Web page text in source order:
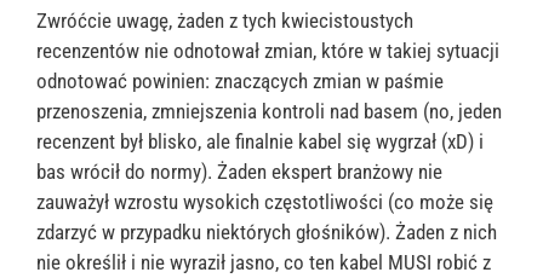
Zwróćcie uwagę, żaden z tych kwiecistoustych
recenzentów nie odnotował zmian, które w takiej sytuacji
odnotować powinien: znaczących zmian w paśmie
przenoszenia, zmniejszenia kontroli nad basem (no, jeden
recenzent był blisko, ale finalnie kabel się wygrzał (xD) i
bas wrócił do normy). Żaden ekspert branżowy nie
zauważył wzrostu wysokich częstotliwości (co może się
zdarzyć w przypadku niektórych głośników). Żaden z nich
nie określił i nie wyraził jasno, co ten kabel MUSI robić z